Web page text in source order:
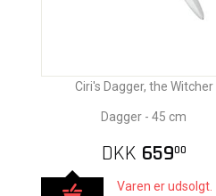
Ciri's Dagger, the Witcher
Dagger - 45 cm
DKK 65900
Varen er udsolgt.